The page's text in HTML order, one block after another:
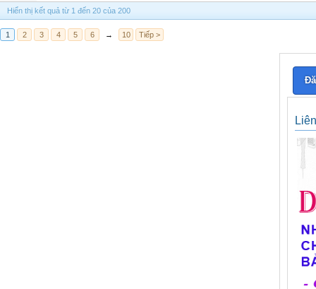
Hiển thị kết quả từ 1 đến 20 của 200
1 2 3 4 5 6 → 10 Tiếp >